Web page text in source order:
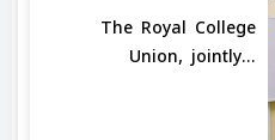
The Royal College
Union, jointly...